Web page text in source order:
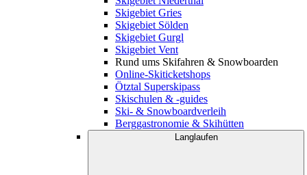
Skigebiet Gries
Skigebiet Sölden
Skigebiet Gurgl
Skigebiet Vent
Rund ums Skifahren & Snowboarden
Online-Skiticketshops
Ötztal Superskipass
Skischulen & -guides
Ski- & Snowboardverleih
Berggastronomie & Skihütten
Langlaufen